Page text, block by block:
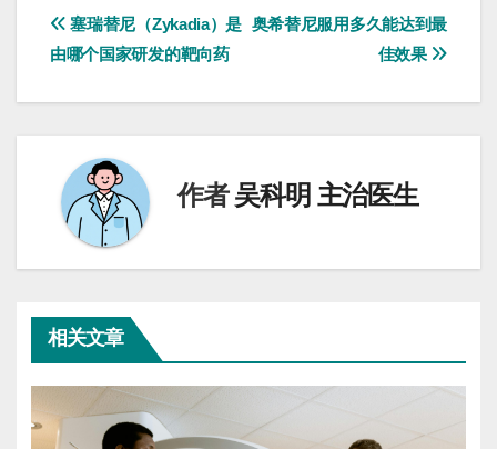
文
章
航
奥希替尼服用多久能达到最
佳效果
塞瑞替尼（Zykadia）是
由哪个国家研发的靶向药
作者吴科明 主治医生
相关文章